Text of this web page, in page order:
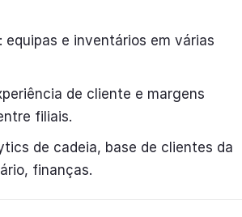
equipas e inventários em várias
de cliente e margens
filiais.
de cadeia, base de clientes da
finanças.